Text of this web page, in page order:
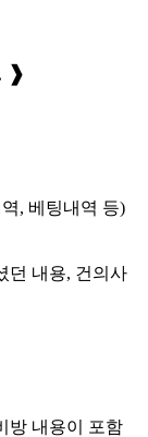
❱
, 베팅내역 등)
던 내용, 건의사
방 내용이 포함